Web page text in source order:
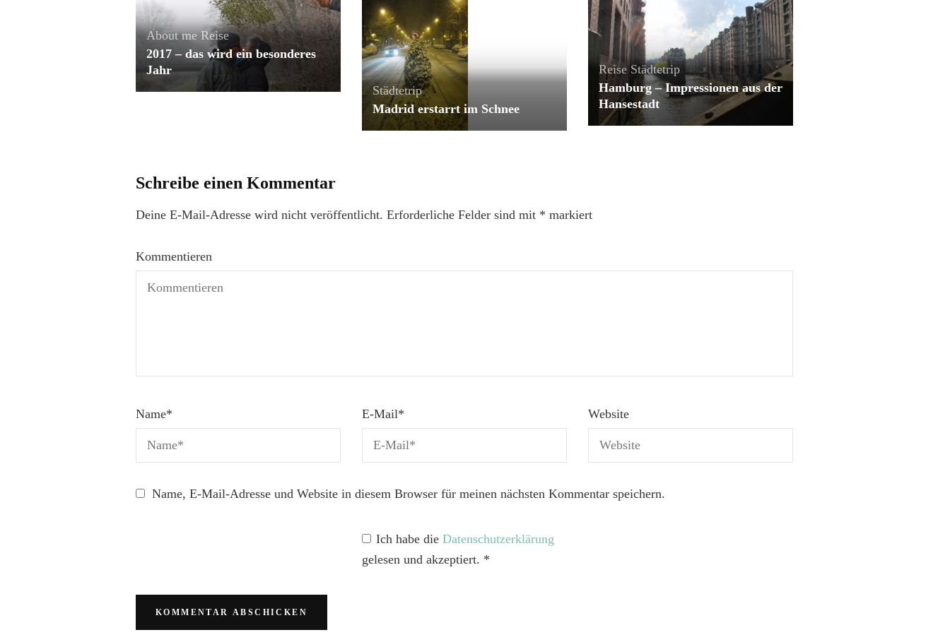
About me Reise
2017 – das wird ein besonderes
Jahr
Städtetrip
Madrid erstarrt im Schnee
Reise Städtetrip
Hamburg – Impressionen aus der
Hansestadt
Schreibe einen Kommentar
Deine E-Mail-Adresse wird nicht veröffentlicht. Erforderliche Felder sind mit * markiert
Kommentieren
Name* E-Mail* Website
Name, E-Mail-Adresse und Website in diesem Browser für meinen nächsten Kommentar speichern.
Ich habe die Datenschutzerklärung
gelesen und akzeptiert. *